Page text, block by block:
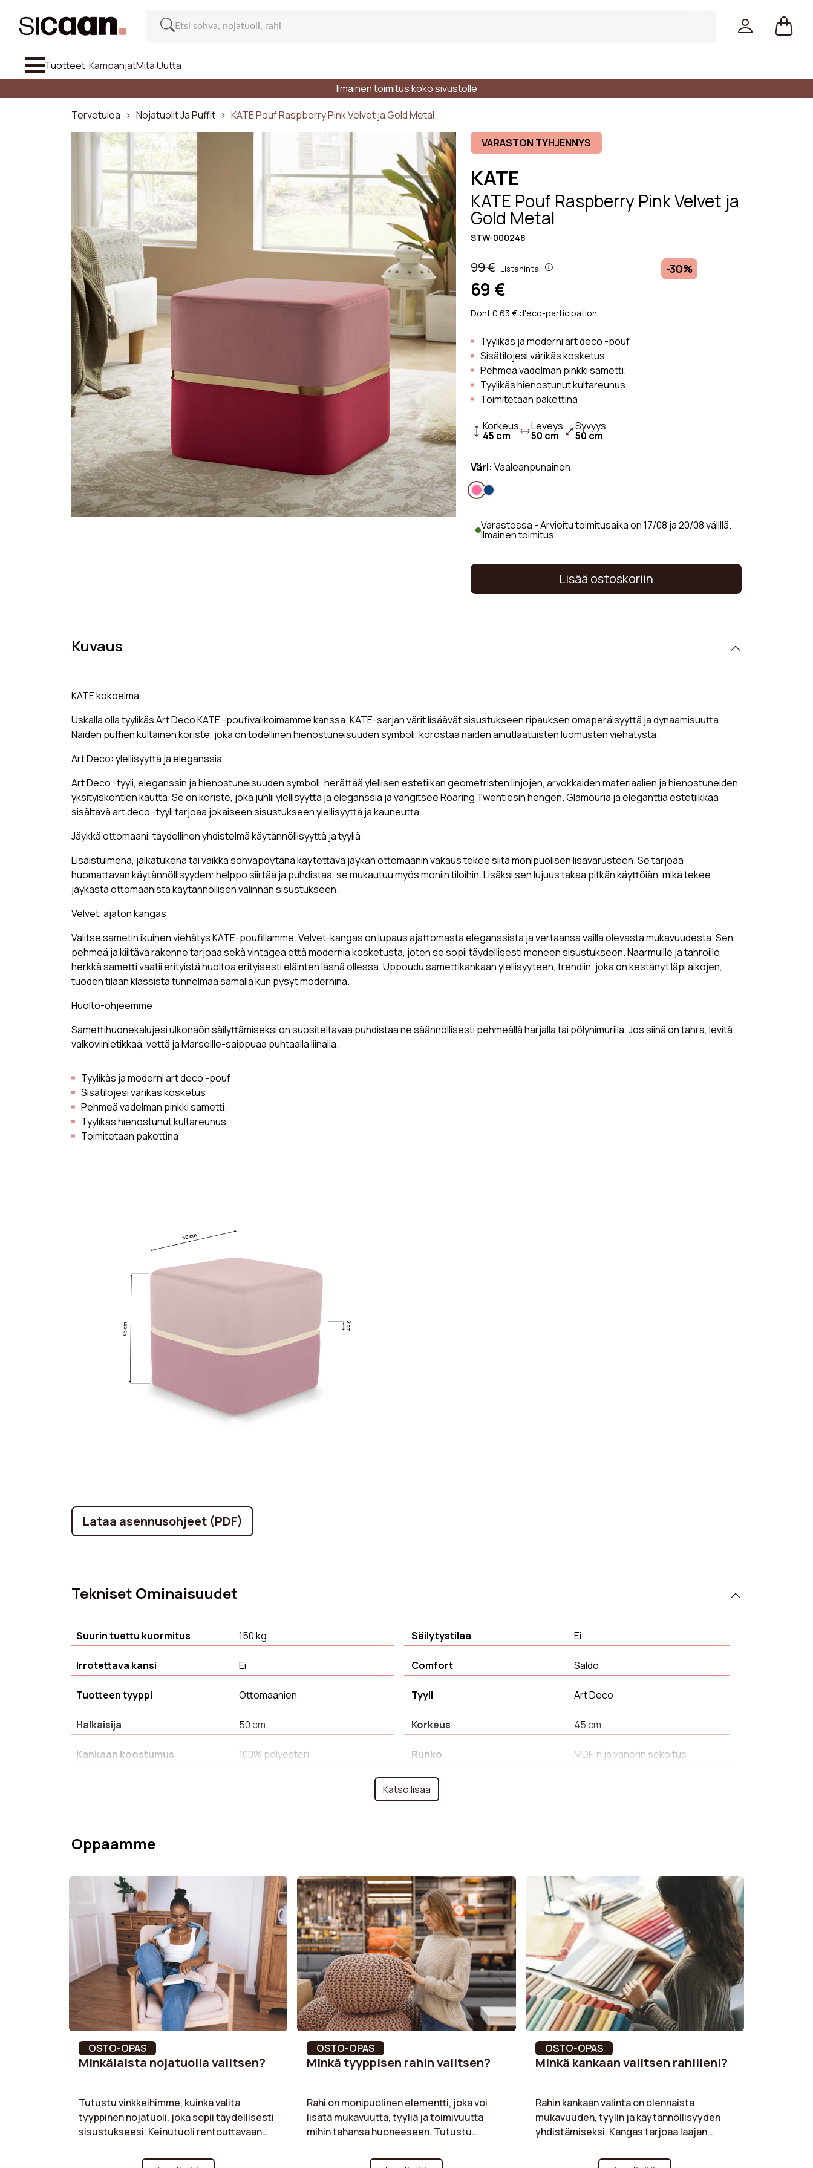
Tuotteet KampanjatMitä Uutta
Nojatuolit Ja Puffit
Tarvitsetko Apua
Suora sohva
Paikkojen lukumäärä
Tyylit
Skandinaavinen Sohva
Vintage Sohva
Pellavasohva
Kangassohva
Bouclé-kankainen
Vakosamettisohva
Sohva Beige
Ilmainen toimitus koko sivustolle
Tervetuloa
Nojatuolit Ja Puffit KATE Pouf Raspberry Pink Velvet ja Gold Metal
VARASTON TYHJENNYS
KATE
KATE Pouf Raspberry Pink Velvet ja
Gold Metal
STW-000248
99 € Listahinta
69 €
-30%
Dont 0.63 € d'éco-participation
Tyylikäs ja moderni art deco -pouf
Sisätilojesi värikäs kosketus
Pehmeä vadelman pinkki sametti.
Tyylikäs hienostunut kultareunus
Toimitetaan pakettina
Korkeus
45 cm
Leveys
50 cm
Syvyys
50 cm
Väri: Vaaleanpunainen
Varastossa - Arvioitu toimitusaika on 17/08 ja 20/08 välillä.
Ilmainen toimitus
Lisää ostoskoriin
Kuvaus
KATE kokoelma
Uskalla olla tyylikäs Art Deco KATE -poufivalikoimamme kanssa. KATE-sarjan värit lisäävät sisustukseen ripauksen omaperäisyyttä ja dynaamisuutta.
Näiden puffien kultainen koriste, joka on todellinen hienostuneisuuden symboli, korostaa näiden ainutlaatuisten luomusten viehätystä.
Art Deco: ylellisyyttä ja eleganssia
Art Deco -tyyli, eleganssin ja hienostuneisuuden symboli, herättää ylellisen estetiikan geometristen linjojen, arvokkaiden materiaalien ja hienostuneiden
yksityiskohtien kautta. Se on koriste, joka juhlii ylellisyyttä ja eleganssia ja vangitsee Roaring Twentiesin hengen. Glamouria ja eleganttia estetiikkaa
sisältävä art deco -tyyli tarjoaa jokaiseen sisustukseen ylellisyyttä ja kauneutta.
Jäykkä ottomaani, täydellinen yhdistelmä käytännöllisyyttä ja tyyliä
Lisäistuimena, jalkatukena tai vaikka sohvapöytänä käytettävä jäykän ottomaanin vakaus tekee siitä monipuolisen lisävarusteen. Se tarjoaa
huomattavan käytännöllisyyden: helppo siirtää ja puhdistaa, se mukautuu myös moniin tiloihin. Lisäksi sen lujuus takaa pitkän käyttöiän, mikä tekee
jäykästä ottomaanista käytännöllisen valinnan sisustukseen.
Velvet, ajaton kangas
Valitse sametin ikuinen viehätys KATE-poufillamme. Velvet-kangas on lupaus ajattomasta eleganssista ja vertaansa vailla olevasta mukavuudesta. Sen
pehmeä ja kiiltävä rakenne tarjoaa sekä vintagea että modernia kosketusta, joten se sopii täydellisesti moneen sisustukseen. Naarmuille ja tahroille
herkkä sametti vaatii erityistä huoltoa erityisesti eläinten läsnä ollessa. Uppoudu samettikankaan ylellisyyteen, trendiin, joka on kestänyt läpi aikojen,
tuoden tilaan klassista tunnelmaa samalla kun pysyt modernina.
Huolto-ohjeemme
Samettihuonekalujesi ulkonäön säilyttämiseksi on suositeltavaa puhdistaa ne säännöllisesti pehmeällä harjalla tai pölynimurilla. Jos siinä on tahra, levitä
valkoviinietikkaa, vettä ja Marseille-saippuaa puhtaalla liinalla.
Tyylikäs ja moderni art deco -pouf
Sisätilojesi värikäs kosketus
Pehmeä vadelman pinkki sametti.
Tyylikäs hienostunut kultareunus
Toimitetaan pakettina
Lataa asennusohjeet (PDF)
Tekniset Ominaisuudet
Suurin tuettu kuormitus 150 kg Säilytystilaa Ei
Irrotettava kansi Ei Comfort Saldo
Tuotteen tyyppi Ottomaanien Tyyli Art Deco
Halkaisija 50 cm Korkeus 45 cm
Kankaan koostumus 100% polyesteri Runko MDF:n ja vanerin sekoitus
Tuotteen paino
Kokoonpano vaaditaan
Martindale-hankauskestävyys 10000 cycles Asennusohjeet Ei
Leveys 50 cm Pituus 50 cm
Istuinkorkeus 45 cm Kokoelma Kate
Istuinpehmuste Polyuretaanivaahto
Katso lisää
Oppaamme
OSTO-OPAS
Minkälaista nojatuolia valitsen?
Tutustu vinkkeihimme, kuinka valita
tyyppinen nojatuoli, joka sopii täydellisesti
sisustukseesi. Keinutuoli rentouttavaan
eleganttia ilmettä varten tai club-nojatuoli
OSTO-OPAS
Minkä tyyppisen rahin valitsen?
Rahi on monipuolinen elementti, joka voi
lisätä mukavuutta, tyyliä ja toimivuutta
mihin tahansa huoneeseen. Tutustu
valita tarpeitasi vastaavan rahin. Valitsitpa
OSTO-OPAS
Minkä kankaan valitsen rahilleni?
Rahin kankaan valinta on olennaista
mukavuuden, tyylin ja käytännöllisyyden
yhdistämiseksi. Kangas tarjoaa laajan
vakosametti tuo retroa vivahdetta.